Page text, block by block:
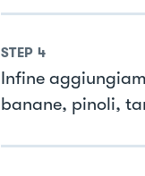
STEP 4
Infine
banane, pinoli,